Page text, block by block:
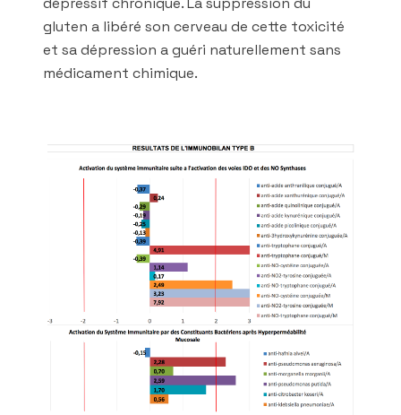
gluten a libéré son cerveau de cette toxicité
et sa dépression a guéri naturellement sans
médicament chimique.